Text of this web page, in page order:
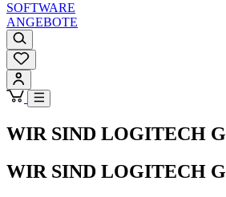
SOFTWARE
ANGEBOTE
WIR SIND LOGITECH G
WIR SIND LOGITECH G